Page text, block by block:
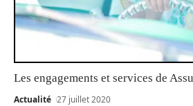
Les engagements et services de
Actualité 27 juillet 2020